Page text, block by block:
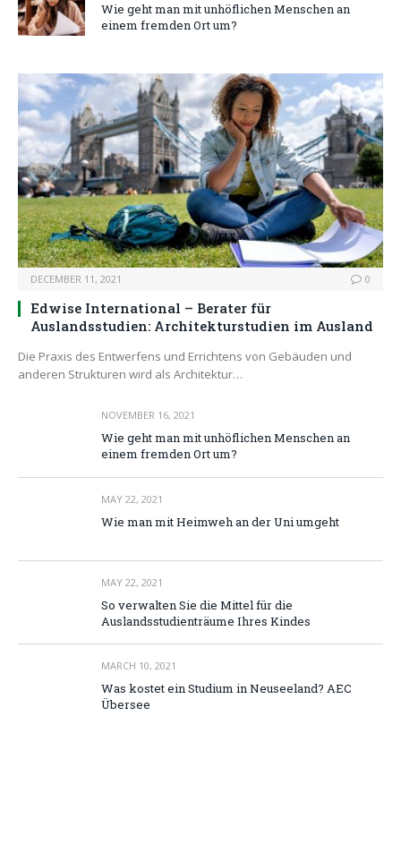
Wie geht man mit unhöflichen Menschen an
einem fremden Ort um?
DECEMBER 11, 2021 0
Edwise International – Berater für
Auslandsstudien: Architekturstudien im Ausland
Die Praxis des Entwerfens und Errichtens von Gebäuden und
anderen Strukturen wird als Architektur…
NOVEMBER 16, 2021
Wie geht man mit unhöflichen Menschen an
einem fremden Ort um?
MAY 22, 2021
Wie man mit Heimweh an der Uni umgeht
MAY 22, 2021
So verwalten Sie die Mittel für die
Auslandsstudienträume Ihres Kindes
MARCH 10, 2021
Was kostet ein Studium in Neuseeland? AEC
Übersee